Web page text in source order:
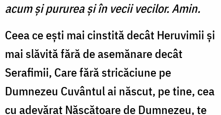
acum şi pururea şi în vecii vecilor. Amin.
Ceea ce eşti mai cinstită decât Heruvimii şi
mai slăvită fără de asemănare decât
Serafimii, Care fără stricăciune pe
Dumnezeu Cuvântul ai născut, pe tine, cea
cu adevărat Născătoare de Dumnezeu, te